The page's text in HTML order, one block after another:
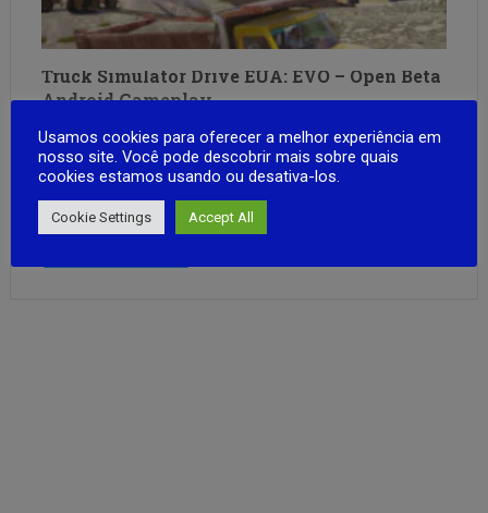
Truck Simulator Drive EUA: EVO – Open Beta
Android Gameplay
Novo Simulador de Caminhões Americanos: A Estrada é
SuaBeta aberto disponível — sua opinião é essencial!
Prepare-se para elevar sua experiência em simuladores de
caminhão!Dos criadores de Truck Simulator USA: Classic,
chega a nova geração da simulação americana. Após ouvir
Usamos cookies para oferecer a melhor experiência em
nosso site. Você pode descobrir mais sobre quais
cookies estamos usando ou desativa-los.
Cookie Settings Accept All